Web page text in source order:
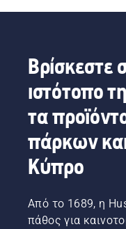
Βρίσκεστε
ιστότοπο
τα
πάρκων
Κύπρο
Από το 1689, η
πάθος για